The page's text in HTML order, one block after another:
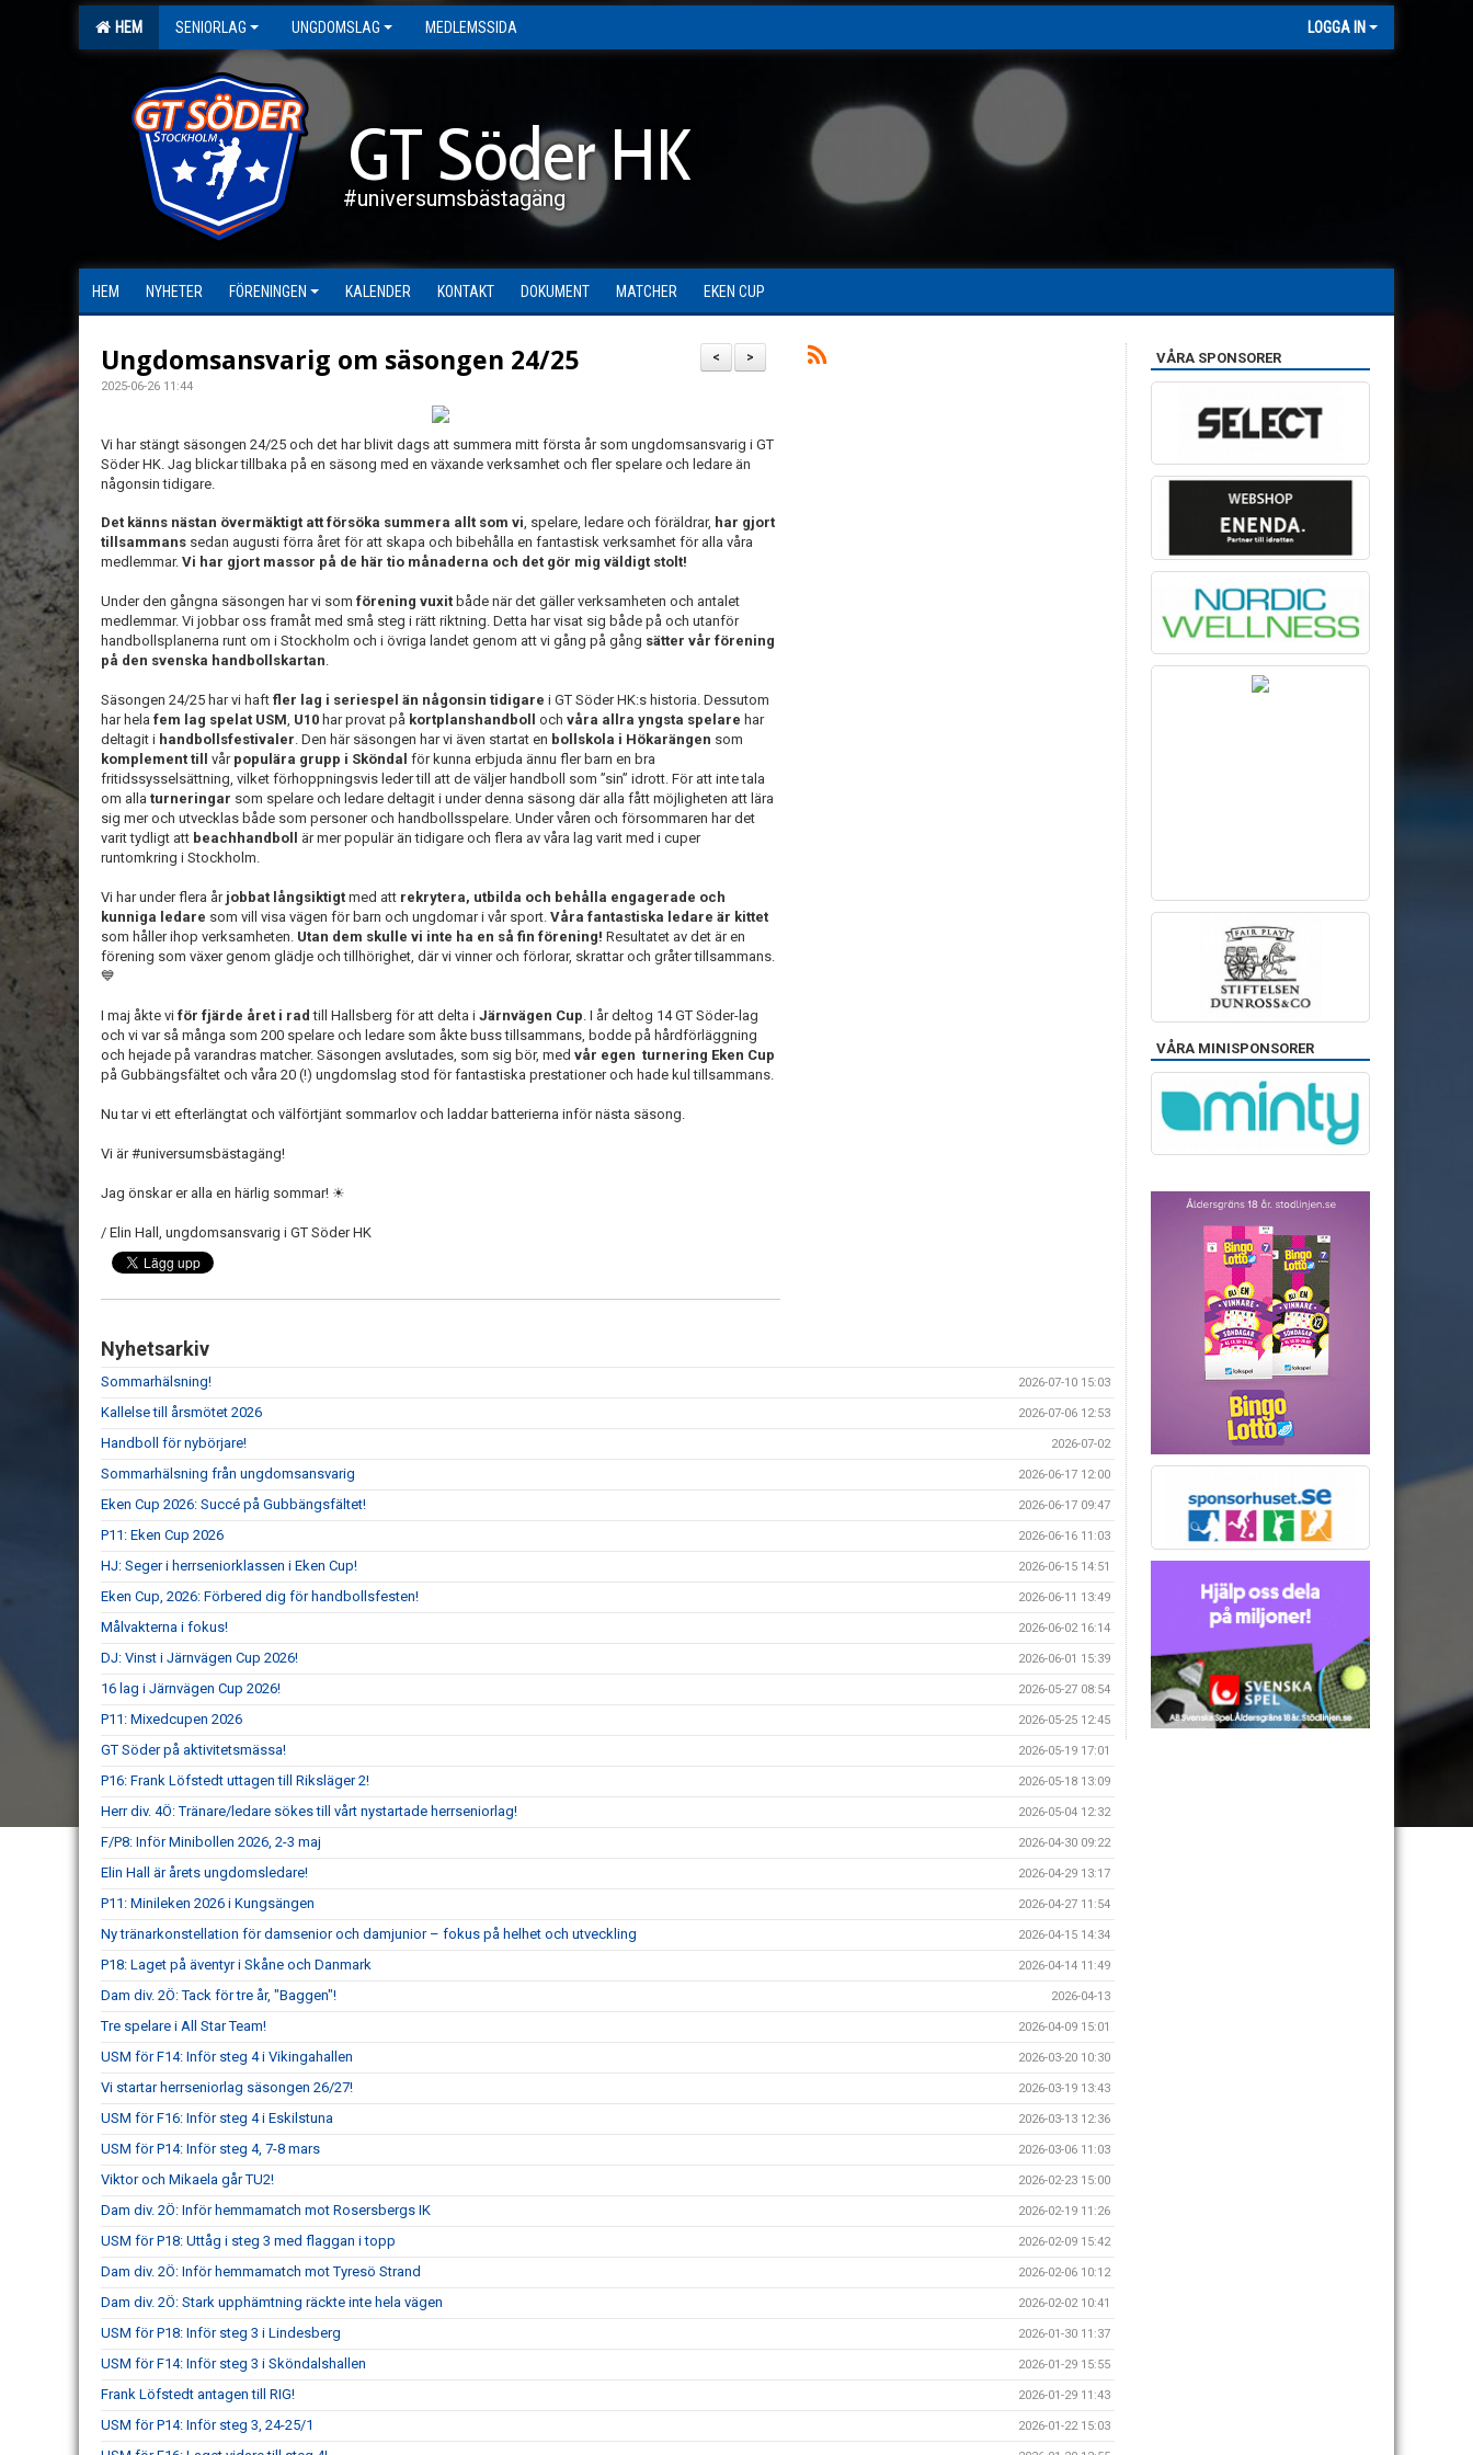
HEM SENIORLAG UNGDOMSLAG MEDLEMSSIDA LOGGA IN
GT Söder HK
#universumsbästagäng
HEM NYHETER FÖRENINGEN KALENDER KONTAKT DOKUMENT MATCHER EKEN CUP
>
<
Ungdomsansvarig om säsongen 24/25
2025-06-26 11:44
Vi har stängt säsongen 24/25 och det har blivit dags att summera mitt första år som ungdomsansvarig i GT
Söder HK. Jag blickar tillbaka på en säsong med en växande verksamhet och fler spelare och ledare än
någonsin tidigare.
Det känns nästan övermäktigt att försöka summera allt som vi, spelare, ledare och föräldrar, har gjort
tillsammans sedan augusti förra året för att skapa och bibehålla en fantastisk verksamhet för alla våra
medlemmar. Vi har gjort massor på de här tio månaderna och det gör mig väldigt stolt!
Under den gångna säsongen har vi som förening vuxit både när det gäller verksamheten och antalet
medlemmar. Vi jobbar oss framåt med små steg i rätt riktning. Detta har visat sig både på och utanför
handbollsplanerna runt om i Stockholm och i övriga landet genom att vi gång på gång sätter vår förening
på den svenska handbollskartan.
Säsongen 24/25 har vi haft fler lag i seriespel än någonsin tidigare i GT Söder HK:s historia. Dessutom
har hela fem lag spelat USM, U10 har provat på kortplanshandboll och våra allra yngsta spelare har
deltagit i handbollsfestivaler. Den här säsongen har vi även startat en bollskola i Hökarängen som
komplement till vår populära grupp i Sköndal för kunna erbjuda ännu fler barn en bra
fritidssysselsättning, vilket förhoppningsvis leder till att de väljer handboll som ”sin” idrott. För att inte tala
om alla turneringar som spelare och ledare deltagit i under denna säsong där alla fått möjligheten att lära
sig mer och utvecklas både som personer och handbollsspelare. Under våren och försommaren har det
varit tydligt att beachhandboll är mer populär än tidigare och flera av våra lag varit med i cuper
runtomkring i Stockholm.
Vi har under flera årjobbat långsiktigt med att rekrytera, utbilda och behålla engagerade och
kunniga ledare som vill visa vägen för barn och ungdomar i vår sport. Våra fantastiska ledare är kittet
som håller ihop verksamheten. Utan dem skulle vi inte ha en så fin förening! Resultatet av det är en
förening som växer genom glädje och tillhörighet, där vi vinner och förlorar, skrattar och gråter tillsammans.
💙
I maj åkte vi för fjärde året i rad till Hallsberg för att delta i Järnvägen Cup. I år deltog 14 GT Söder-lag
och vi var så många som 200 spelare och ledare som åkte buss tillsammans, bodde på hårdförläggning
och hejade på varandras matcher. Säsongen avslutades, som sig bör, med vår egen turnering Eken Cup
på Gubbängsfältet och våra 20 (!) ungdomslag stod för fantastiska prestationer och hade kul tillsammans.
Nu tar vi ett efterlängtat och välförtjänt sommarlov och laddar batterierna inför nästa säsong.
Vi är #universumsbästagäng!
Jag önskar er alla en härlig sommar! ☀
/ Elin Hall, ungdomsansvarig i GT Söder HK
Nyhetsarkiv
Sommarhälsning! 2026-07-10 15:03
Kallelse till årsmötet 2026 2026-07-06 12:53
Handboll för nybörjare! 2026-07-02
Sommarhälsning från ungdomsansvarig 2026-06-17 12:00
Eken Cup 2026: Succé på Gubbängsfältet! 2026-06-17 09:47
P11: Eken Cup 2026 2026-06-16 11:03
HJ: Seger i herrseniorklassen i Eken Cup! 2026-06-15 14:51
Eken Cup, 2026: Förbered dig för handbollsfesten! 2026-06-11 13:49
Målvakterna i fokus! 2026-06-02 16:14
DJ: Vinst i Järnvägen Cup 2026! 2026-06-01 15:39
16 lag i Järnvägen Cup 2026! 2026-05-27 08:54
P11: Mixedcupen 2026 2026-05-25 12:45
GT Söder på aktivitetsmässa! 2026-05-19 17:01
P16: Frank Löfstedt uttagen till Riksläger 2! 2026-05-18 13:09
Herr div. 4Ö: Tränare/ledare sökes till vårt nystartade herrseniorlag! 2026-05-04 12:32
F/P8: Inför Minibollen 2026, 2-3 maj 2026-04-30 09:22
Elin Hall är årets ungdomsledare! 2026-04-29 13:17
P11: Minileken 2026 i Kungsängen 2026-04-27 11:54
Ny tränarkonstellation för damsenior och damjunior – fokus på helhet och utveckling 2026-04-15 14:34
P18: Laget på äventyr i Skåne och Danmark 2026-04-14 11:49
Dam div. 2Ö: Tack för tre år, "Baggen"! 2026-04-13
Tre spelare i All Star Team! 2026-04-09 15:01
USM för F14: Inför steg 4 i Vikingahallen 2026-03-20 10:30
Vi startar herrseniorlag säsongen 26/27! 2026-03-19 13:43
USM för F16: Inför steg 4 i Eskilstuna 2026-03-13 12:36
USM för P14: Inför steg 4, 7-8 mars 2026-03-06 11:03
Viktor och Mikaela går TU2! 2026-02-23 15:00
Dam div. 2Ö: Inför hemmamatch mot Rosersbergs IK 2026-02-19 11:26
USM för P18: Uttåg i steg 3 med flaggan i topp 2026-02-09 15:42
Dam div. 2Ö: Inför hemmamatch mot Tyresö Strand 2026-02-06 10:12
Dam div. 2Ö: Stark upphämtning räckte inte hela vägen 2026-02-02 10:41
USM för P18: Inför steg 3 i Lindesberg 2026-01-30 11:37
USM för F14: Inför steg 3 i Sköndalshallen 2026-01-29 15:55
Frank Löfstedt antagen till RIG! 2026-01-29 11:43
USM för P14: Inför steg 3, 24-25/1 2026-01-22 15:03
VÅRA SPONSORER
VÅRA MINISPONSORER